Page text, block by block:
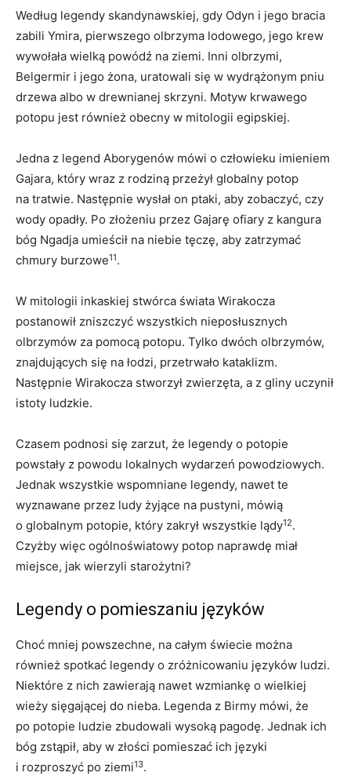
Według legendy skandynawskiej, gdy Odyn i jego bracia
zabili Ymira, pierwszego olbrzyma lodowego, jego krew
wywołała wielką powódź na ziemi. Inni olbrzymi,
Belgermir i jego żona, uratowali się w wydrążonym pniu
drzewa albo w drewnianej skrzyni. Motyw krwawego
potopu jest również obecny w mitologii egipskiej.
Jedna z legend Aborygenów mówi o człowieku imieniem
Gajara, który wraz z rodziną przeżył globalny potop
na tratwie. Następnie wysłał on ptaki, aby zobaczyć, czy
wody opadły. Po złożeniu przez Gajarę ofiary z kangura
bóg Ngadja umieścił na niebie tęczę, aby zatrzymać
chmury burzowe11.
W mitologii inkaskiej stwórca świata Wirakocza
postanowił zniszczyć wszystkich nieposłusznych
olbrzymów za pomocą potopu. Tylko dwóch olbrzymów,
znajdujących się na łodzi, przetrwało kataklizm.
Następnie Wirakocza stworzył zwierzęta, a z gliny uczynił
istoty ludzkie.
Czasem podnosi się zarzut, że legendy o potopie
powstały z powodu lokalnych wydarzeń powodziowych.
Jednak wszystkie wspomniane legendy, nawet te
wyznawane przez ludy żyjące na pustyni, mówią
o globalnym potopie, który zakrył wszystkie lądy12.
Czyżby więc ogólnoświatowy potop naprawdę miał
miejsce, jak wierzyli starożytni?
Legendy o pomieszaniu języków
Choć mniej powszechne, na całym świecie można
również spotkać legendy o zróżnicowaniu języków ludzi.
Niektóre z nich zawierają nawet wzmiankę o wielkiej
wieży sięgającej do nieba. Legenda z Birmy mówi, że
po potopie ludzie zbudowali wysoką pagodę. Jednak ich
bóg zstąpił, aby w złości pomieszać ich języki
i rozproszyć po ziemi13.